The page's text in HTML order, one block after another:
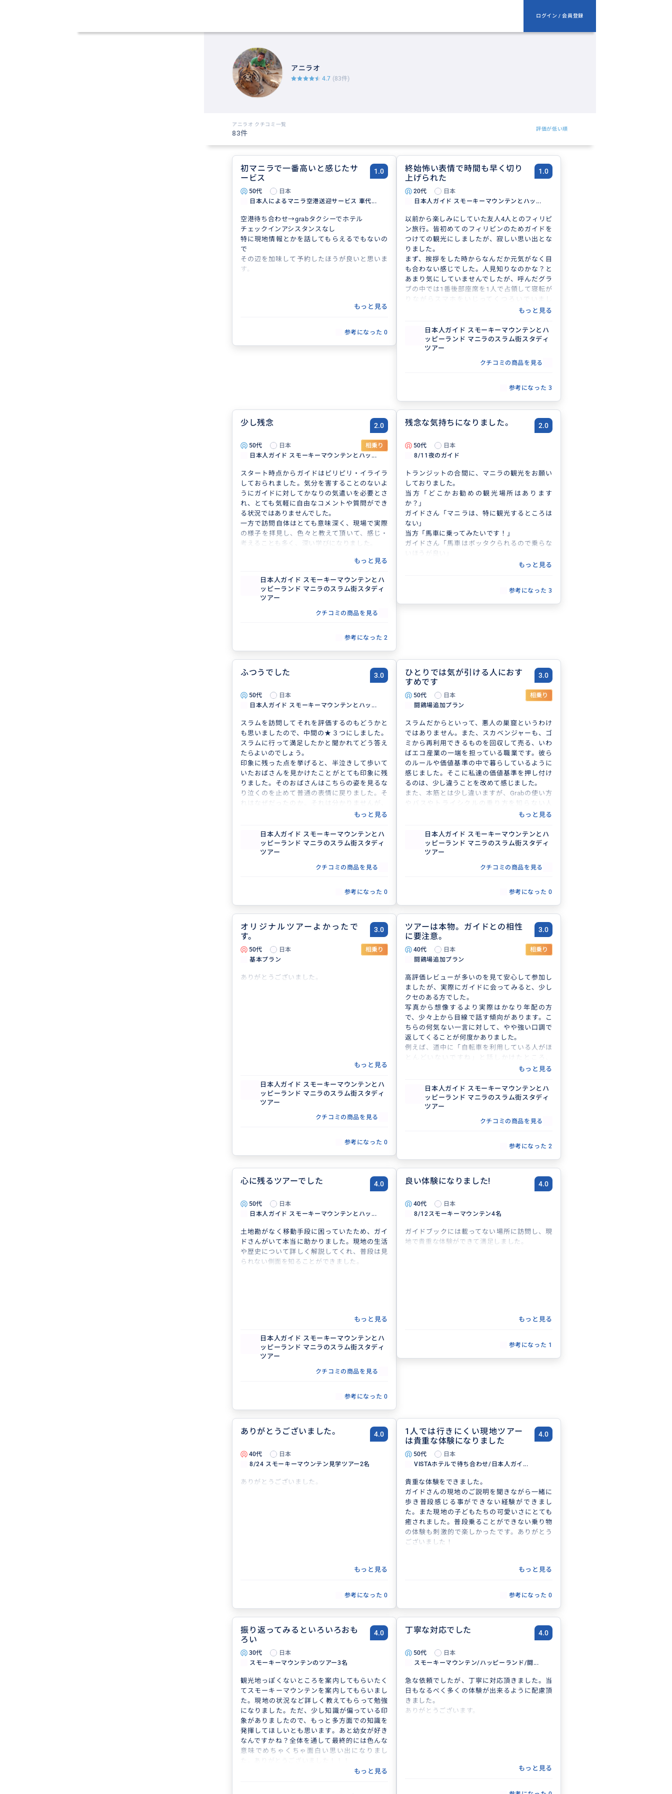
ログイン / 会員登録
アニラオ
4.7 (83件)
アニラオ クチコミ一覧
83件
評価が低い順
初マニラで一番高いと感じたサ
ービス
1.0
50代
日本
日本人によるマニラ空港送迎サービス 車代...
空港待ち合わせ→grabタクシーでホテル
チェックインアシスタンスなし
特に現地情報とかを話してもらえるでもないの
で
その辺を加味して予約したほうが良いと思いま
す。
もっと見る
参考になった 0
終始怖い表情で時間も早く切り
上げられた
1.0
20代
日本
日本人ガイド スモーキーマウンテンとハッ...
以前から楽しみにしていた友人4人とのフィリピ
ン旅行。皆初めてのフィリピンのためガイドを
つけての観光にしましたが、寂しい思い出とな
りました。
まず、挨拶をした時からなんだか元気がなく目
も合わない感じでした。人見知りなのかな？と
あまり気にしていませんでしたが、呼んだグラ
ブの中では1番後部座席を1人で占領して寝転が
りながらスマホをいじってくつろいでいまし
た。正直その姿に嫌な気持ちにはなりました
機嫌取りのように愛想よく接していました。
その後目的地のスモーキーマウンテンとハッピ
ーランドに着き現地の人との触れ合いを楽しん
でいたのですが、ハッピーランド内の1人の少女
た。10才にも満たない子に対して性的な目を向
けていたのです。それ以降私たちは現地を楽し
むことができず、せめて写真だけでもたくさん
撮ろうとしたところ、「早くしてください。延
長料金取りますよ。」と立ち止まることを許さ
間より1時間早く切り上げて、ガイドさんの家の
近くまでバイクタクシーで移動した後は解散を
して友人たちと夕食に楽しみました。
楽しい時間をありがとうございました。
もっと見る
日本人ガイド スモーキーマウンテンとハ
ッピーランド マニラのスラム街スタディ
ツアー
クチコミの商品を見る
参考になった 3
少し残念 2.0
50代 日本
相乗り
日本人ガイド スモーキーマウンテンとハッ...
スタート時点からガイドはピリピリ・イライラ
しておられました。気分を害することのないよ
うにガイドに対してかなりの気遣いを必要とさ
れ、とても気軽に自由なコメントや質問ができ
る状況ではありませんでした。
一方で訪問自体はとても意味深く、現場で実際
の様子を拝見し、色々と教えて頂いて、感じ・
考えることも多く、深い学びになりました。
もっと見る
日本人ガイド スモーキーマウンテンとハ
ッピーランド マニラのスラム街スタディ
ツアー
クチコミの商品を見る
参考になった 2
残念な気持ちになりました。 2.0
50代
日本
8/11夜のガイド
トランジットの合間に、マニラの観光をお願い
しておりました。
当方「どこかお勧めの観光場所はあります
か？」
ガイドさん「マニラは、特に観光するところは
ない」
当方「馬車に乗ってみたいです！」
ガイドさん「馬車はボッタクられるので乗らな
いほうが良い」
、、、など、何を聞いても否定的な返答ばか
色々と良い勉強になりました。ありがとうござ
もっと見る
参考になった 3
ふつうでした 3.0
50代
日本
日本人ガイド スモーキーマウンテンとハッ...
スラムを訪問してそれを評価するのもどうかと
も思いましたので、中間の★３つにしました。
スラムに行って満足したかと聞かれてどう答え
たらよいのでしょう。
印象に残った点を挙げると、半泣きして歩いて
いたおばさんを見かけたことがとても印象に残
りました。そのおばさんはこちらの姿を見るな
り泣くのを止めて普通の表情に戻りました。そ
れはなぜだったのか。それは分かりませんが、
この場所に行かなければ得られない問いであり
くて大変な人についての見解を聞けたことが良
かったです。
もっと見る
日本人ガイド スモーキーマウンテンとハ
ッピーランド マニラのスラム街スタディ
ツアー
クチコミの商品を見る
参考になった 0
ひとりでは気が引ける人におす
すめです
3.0
50代 日本
相乗り
闘鶏場追加プラン
スラムだからといって、悪人の巣窟というわけ
ではありません。また、スカベンジャーも、ゴ
ミから再利用できるものを回収して売る、いわ
ばエコ産業の一端を担っている職業です。彼ら
のルールや価値基準の中で暮らしているように
感じました。そこに私達の価値基準を押し付け
るのは、少し違うことを改めて感じました。
また、本筋とは少し違いますが、Grabの使い方
やバスやトライシクルの乗り方を知らない人
は、体験でき、楽しいかもしれません。もっと見る
日本人ガイド スモーキーマウンテンとハ
ッピーランド マニラのスラム街スタディ
ツアー
クチコミの商品を見る
参考になった 0
オリジナルツアーよかったで
す。
3.0
50代 日本
相乗り
基本プラン
ありがとうございました。
もっと見る
日本人ガイド スモーキーマウンテンとハ
ッピーランド マニラのスラム街スタディ
ツアー
クチコミの商品を見る
参考になった 0
ツアーは本物。ガイドとの相性
に要注意。
3.0
40代 日本
相乗り
闘鶏場追加プラン
高評価レビューが多いのを見て安心して参加し
ましたが、実際にガイドに会ってみると、少し
クセのある方でした。
写真から想像するより実際はかなり年配の方
で、少々上から目線で話す傾向があります。こ
ちらの何気ない一言に対して、やや強い口調で
返してくることが何度かありました。
例えば、道中に「自転車を利用している人がほ
とんどいないですね」と話しかけたところ、
「当たり前だ。こんな暑い中、誰が自転車に乗
るか？」と強く言い返されました。（…真夏で
も買い物などで乗ることはあるけど、と思いつ
つ、ツアーの残り時間に影響するといけないの
ただし、ツアーの内容自体は素晴らしいです。
スモーキーマウンテンの歴史解説、ジプニーで
の移動体験、ハッピーランドの路地を実際に歩
く体験——どれも普通の観光では絶対に得られな
バスケをする機会があり、その様子をガイドの
方がカメラに収めてくださいました（いつもや
っているサービスかはわかりませんが）。な
お、その後子供たちに「コーラ奢って」とせが
・雑談は必要最低限にする。Grabやジプニーで
のちょっとした移動中、沈黙が気まずくてつい
き合い方を心得た上で参加すれば、きっと忘れ
られない経験になるはずです。
もっと見る
日本人ガイド スモーキーマウンテンとハ
ッピーランド マニラのスラム街スタディ
ツアー
クチコミの商品を見る
参考になった 2
心に残るツアーでした 4.0
50代
日本
日本人ガイド スモーキーマウンテンとハッ...
土地勘がなく移動手段に困っていたため、ガイ
ドさんがいて本当に助かりました。現地の生活
や歴史について詳しく解説してくれ、普段は見
られない側面を知ることができました。
もっと見る
日本人ガイド スモーキーマウンテンとハ
ッピーランド マニラのスラム街スタディ
ツアー
クチコミの商品を見る
参考になった 0
良い体験になりました! 4.0
40代
日本
8/12スモーキーマウンテン4名
ガイドブックには載ってない場所に訪問し、現
地で貴重な体験ができて満足しました。
もっと見る
参考になった 1
ありがとうございました。 4.0
40代
日本
8/24 スモーキーマウンテン見学ツアー2名
ありがとうございました。
もっと見る
参考になった 0
1人では行きにくい現地ツアー
は貴重な体験になりました
4.0
50代
日本
VISTAホテルで待ち合わせ/日本人ガイ...
貴重な体験をできました。
ガイドさんの現地のご説明を聞きながら一緒に
歩き普段感じる事ができない経験ができまし
た。また現地の子どもたちの可愛いさにとても
癒されました。普段乗ることができない乗り物
の体験も刺激的で楽しかったです。ありがとう
ございました！
もっと見る
参考になった 0
振り返ってみるといろいろおも
ろい
4.0
30代
日本
スモーキーマウンテンのツアー3名
観光地っぽくないところを案内してもらいたく
てスモーキーマウンテンを案内してもらいまし
た。現地の状況など詳しく教えてもらって勉強
になりました。ただ、少し知識が偏っている印
象がありましたので、もっと多方面での知識を
発揮してほしいとも思います。あと幼女が好き
なんですかね？全体を通して最終的には色んな
意味でめちゃくちゃ面白い思い出になりまし
もっと見る
丁寧な対応でした 4.0
50代
日本
スモーキーマウンテン/ハッピーランド/闘...
急な依頼でしたが、丁寧に対応頂きました。当
日もなるべく多くの体験が出来るように配慮頂
きました。
ありがとうございます。
もっと見る